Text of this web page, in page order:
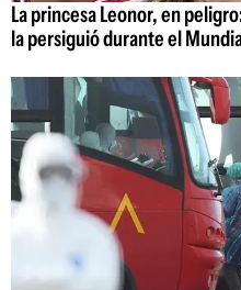
La princesa Leonor, en
la persiguió durante el